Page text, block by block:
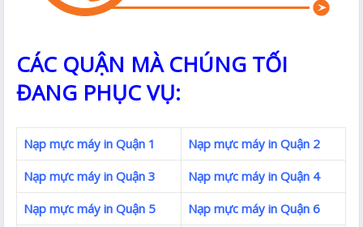
CÁC QUẬN MÀ CHÚNG TỐI
ĐANG PHỤC VỤ:
Nạp mực máy in Quận 1
Nạp mực máy in Quận 2
Nạp mực máy in Quận 3
Nạp mực máy in Quận 4
Nạp mực máy in Quận 5
Nạp mực máy in Quận 6